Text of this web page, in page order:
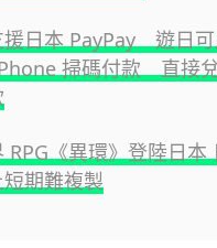
援日本 PayPay 遊日
掃碼付款 直接
RPG《異環》登陸日本
期難複製